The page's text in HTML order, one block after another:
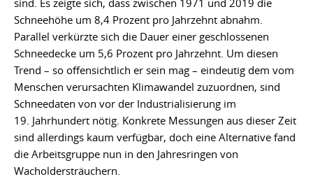
Schneehöhe um 8,4 Prozent pro Jahrzehnt abnahm.
Parallel verkürzte sich die Dauer einer geschlossenen
Schneedecke um 5,6 Prozent pro Jahrzehnt. Um diesen
Trend – so offensichtlich er sein mag – eindeutig dem vom
Menschen verursachten Klimawandel zuzuordnen, sind
Schneedaten von vor der Industrialisierung im
19. Jahrhundert nötig. Konkrete Messungen aus dieser Zeit
sind allerdings kaum verfügbar, doch eine Alternative fand
die Arbeitsgruppe nun in den Jahresringen von
Wacholdersträuchern.